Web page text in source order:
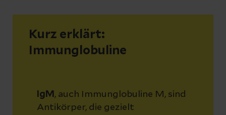
Kurz erklärt:
Immunglobuline
IgM , auch Immunglobuline M, sind
Antikörper, die gezielt